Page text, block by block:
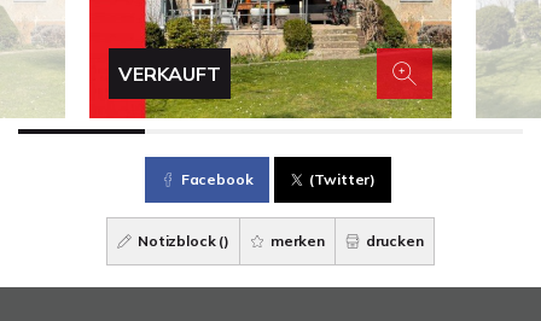
VERKAUFT
Facebook (Twitter)
Notizblock () merken drucken